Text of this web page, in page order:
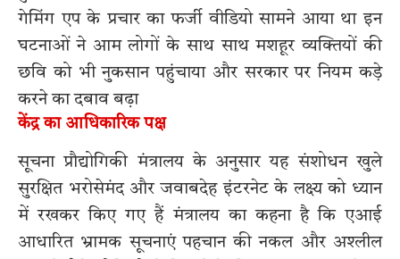
गेमिंग एप के प्रचार का फर्जी वीडियो सामने आया था इन
घटनाओं ने आम लोगों के साथ साथ मशहूर व्यक्तियों की
छवि को भी नुकसान पहुंचाया और सरकार पर नियम कड़े
करने का दबाव बढ़ा
केंद्र का आधिकारिक पक्ष
सूचना प्रौद्योगिकी मंत्रालय के अनुसार यह संशोधन खुले
सुरक्षित भरोसेमंद और जवाबदेह इंटरनेट के लक्ष्य को ध्यान
में रखकर किए गए हैं मंत्रालय का कहना है कि एआई
आधारित भ्रामक सूचनाएं पहचान की नकल और अश्लील